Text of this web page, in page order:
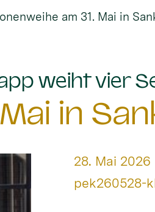
am 31. Mai in
weiht vier
in
Datum:
28. Mai 2026
Von:
pek260528-